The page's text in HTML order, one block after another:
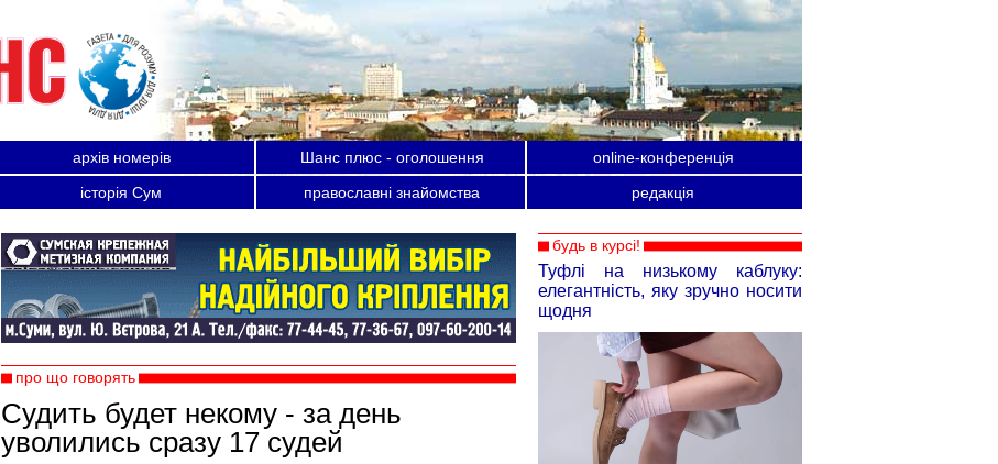
архів номерів Шанс плюс - оголошення
online-конференція
історія Сум православні знайомства редакція
про що говорять
Судить будет некому - за день
уволились сразу 17 судей
будь в курсі!
Туфлі на низькому каблуку:
елегантність, яку зручно носити
щодня